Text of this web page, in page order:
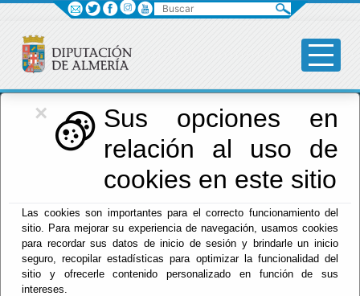
×
Sus opciones en
relación al uso de
cookies en este sitio
Las cookies son importantes para el correcto funcionamiento del
sitio. Para mejorar su experiencia de navegación, usamos cookies
para recordar sus datos de inicio de sesión y brindarle un inicio
seguro, recopilar estadísticas para optimizar la funcionalidad del
sitio y ofrecerle contenido personalizado en función de sus
intereses.
Red Provincial
de Almería
Menú RPC
Inicio - Noticias y Actividades RPC
Buscar